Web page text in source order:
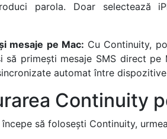
parola. Doar selectează
mesaje pe Mac: Cu Continuity,
să primești mesaje SMS direct pe
automat între
Continuity
începe să folosești Continuity,